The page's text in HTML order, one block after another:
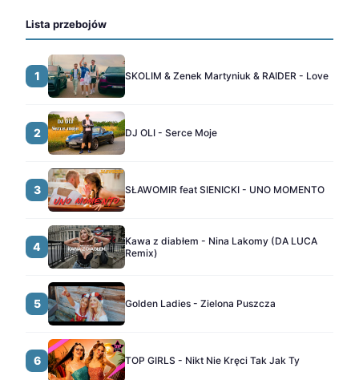
Lista przebojów
1 SKOLIM & Zenek Martyniuk & RAIDER - Love
2 DJ OLI - Serce Moje
3 SŁAWOMIR feat SIENICKI - UNO MOMENTO
4
Kawa z diabłem - Nina Lakomy (DA LUCA
Remix)
5 Golden Ladies - Zielona Puszcza
6 TOP GIRLS - Nikt Nie Kręci Tak Jak Ty